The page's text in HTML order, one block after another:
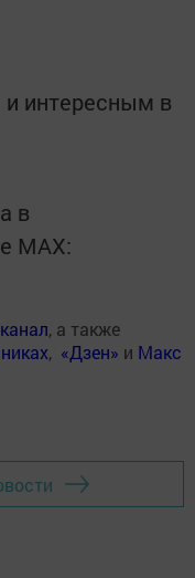
интересным в
в
MАХ:
, а также
, «Дзен» и Макс